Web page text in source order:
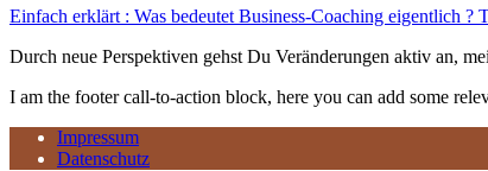
Einfach erklärt : Was bedeutet Business-Coaching eigentlich
Durch neue Perspektiven gehst Du Veränderungen aktiv an,
I am the footer call-to-action block, here you can add some
Impressum
Datenschutz